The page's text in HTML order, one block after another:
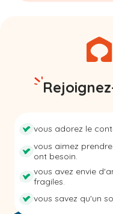
vous adorez le
vous aimez
ont besoin.
vous avez envie
fragiles.
vous savez qu'un